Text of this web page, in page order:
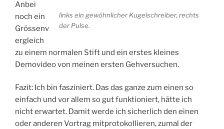
links ein gewöhnlicher Kugelschreiber, rechts
der Pulse.
Anbei
noch ein
Grössenv
ergleich
zu einem normalen Stift und ein erstes kleines
Demovideo von meinen ersten Gehversuchen.
Fazit: Ich bin fasziniert. Das das ganze zum einen so
einfach und vor allem so gut funktioniert, hätte ich
nicht erwartet. Damit werde ich sicherlich den einen
oder anderen Vortrag mitprotokollieren, zumal der